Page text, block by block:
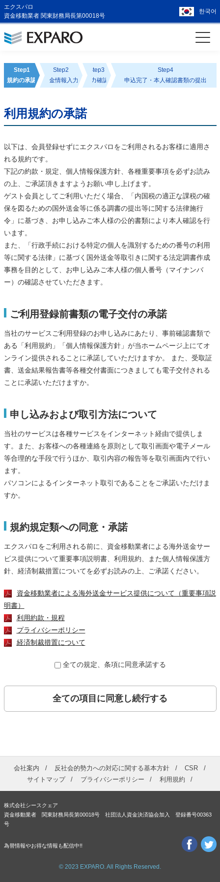
エクスパロ
資金移動業者 関東財務局長第00018号
한국어
Step1
規約の承認
Step2
送金情報入力
Step3
入力確認
Step4
申込完了・本人確認書類の提出
利用規約の承諾
以下は、会員登録せずにエクスパロをご利用されるお客様に適用さ
れる規約です。
下記の約款・規定、個人情報保護方針、各種重要事項を必ずお読み
の上、ご承諾頂きますようお願い申し上げます。
ゲスト会員としてご利用いただく場合、「内国税の適正な課税の確
保を図るための国外送金等に係る調書の提出等に関する法律施行
令」に基づき、お申し込みご本人様の公的書類により本人確認を行
います。
また、「行政手続における特定の個人を識別するための番号の利用
等に関する法律」に基づく国外送金等取引きに関する法定調書作成
事務を目的として、お申し込みご本人様の個人番号（マイナンバ
ー）の確認させていただきます。
ご利用登録前書類の電子交付の承諾
当社のサービスご利用登録のお申し込みにあたり、事前確認書類で
ある「利用規約」「個人情報保護方針」が当ホームページ上にてオ
ンライン提供されることに承諾していただけますか。 また、受取証
書、送金結果報告書等各種交付書面につきましても電子交付される
ことに承諾いただけますか。
申し込みおよび取引方法について
当社のサービスは各種サービスをインターネット経由で提供しま
す。また、お客様への各種連絡を原則として取引画面や電子メール
等合理的な手段で行うほか、取引内容の報告等を取引画面内で行い
ます。
パソコンによるインターネット取引であることをご承諾いただけま
すか。
規約規定類への同意・承諾
エクスパロをご利用される前に、資金移動業者による海外送金サー
ビス提供について重要事項説明書、利用規約、また個人情報保護方
針、経済制裁措置についてを必ずお読みの上、ご承諾ください。
資金移動業者による海外送金サービス提供について（重要事項説
明書）
利用約款・規程
プライバシーポリシー
経済制裁措置について
全ての規定、条項に同意承諾する
全ての項目に同意し続行する
会社案内 反社会的勢力への対応に関する基本方針
CSR
サイトマップ
プライバシーポリシー 利用規約
株式会社シースクェア
資金移動業者 関東財務局長第00018号 社団法人資金決済協会加入 登録番号00363
号
為替情報やお得な情報も配信中!!
© 2023 EXPARO. All Rights Reserved.